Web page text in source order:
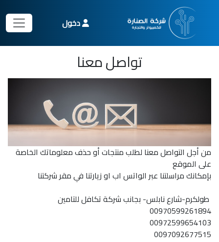
دخول
تواصل معنا
من أجل التواصل معنا لطلب منتجات أو حذف معلوماتك الخاصة
على الموقع
بإمكانك مراسلتنا عبر الواتس اب او زيارتنا في مقر شركتنا
طولكرم-شارع نابلس- بجانب شركة تكافل للتامين
00970599261894
00972599654103
0097092677515